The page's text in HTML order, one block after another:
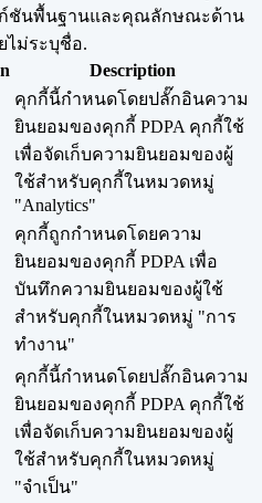
ก์ชันพื้นฐานและคุณลักษณะด้าน
ไม่ระบุชื่อ.
Description
คุกกี้นี้กำหนดโดยปลั๊กอินความ
ยินยอมของคุกกี้ PDPA คุกกี้ใช้
เพื่อจัดเก็บความยินยอมของผู้
ใช้สำหรับคุกกี้ในหมวดหมู่
"Analytics"
คุกกี้ถูกกำหนดโดยความ
ยินยอมของคุกกี้ PDPA เพื่อ
บันทึกความยินยอมของผู้ใช้
สำหรับคุกกี้ในหมวดหมู่ "การ
ทำงาน"
คุกกี้นี้กำหนดโดยปลั๊กอินความ
ยินยอมของคุกกี้ PDPA คุกกี้ใช้
เพื่อจัดเก็บความยินยอมของผู้
ใช้สำหรับคุกกี้ในหมวดหมู่
"จำเป็น"